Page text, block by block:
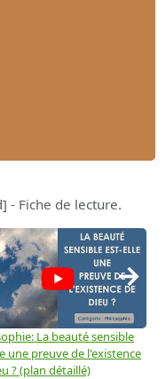
- Fiche de lecture.
La beauté sensible
une preuve de l'existence
? (plan détaillé)
→